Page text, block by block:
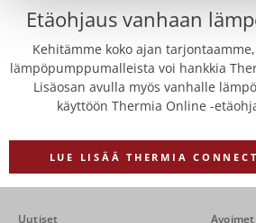
Etäohjaus vanhaan
Kehitämme koko ajan
lämpöpumppumalleista voi hankkia
Lisäosan avulla myös vanhalle
käyttöön Thermia Online -
LUE LISÄÄ THERMIA
Uutiset